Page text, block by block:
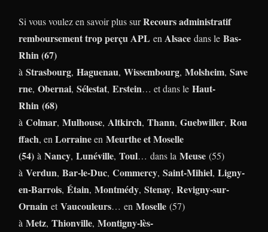
Si vous voulez en savoir plus surRecours administratif
remboursement trop perçu APL en Alsace dans le Bas-
Rhin (67)
à Strasbourg, Haguenau, Wissembourg, Molsheim, Save
rne, Obernai, Sélestat, Erstein… et dans le Haut-
Rhin (68)
à Colmar, Mulhouse, Altkirch, Thann, Guebwiller, Rou
ffach, en Lorraineen Meurthe et Moselle
(54) à Nancy, Lunéville, Toul… dans la Meuse (55)
à Verdun, Bar-le-Duc, Commercy, Saint-Mihiel, Ligny-
en-Barrois, Étain, Montmédy, Stenay, Revigny-sur-
Ornain etVaucouleurs… en Moselle (57)
à Metz, Thionville, Montigny-lès-